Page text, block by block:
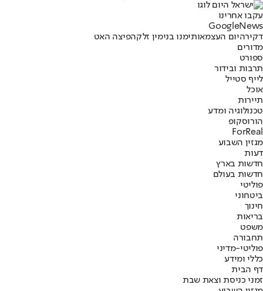
עקבו אחרינו
Googl eNews
דקירהיום העצמאותימנו בנימין זלקהפיצה האט
מדורים
ספורט
תרבות ובידור
לייף סטייל
אוכל
תיירות
טכנולוגיה ומדע
הורוסקופ
ForReal
מגזין השבוע
דעות
חדשות בארץ
חדשות בעולם
פוליטי
ביטחוני
חינוך
בריאות
משפט
תחבורה
פוליטי-מדיני
כללי ומידע
דף הבית
זמני כניסת וצאת שבת